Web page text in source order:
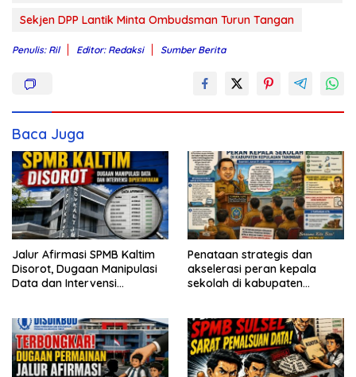
Sekjen DPP Lantik Minta Ombudsman Turun Tangan
Penulis: Ril Editor: Redaksi Sumber Berita
Baca Juga
Jalur Afirmasi SPMB Kaltim
Disorot, Dugaan Manipulasi
Data dan Intervensi
Penataan strategis dan
akselerasi peran kepala
sekolah di kabupaten